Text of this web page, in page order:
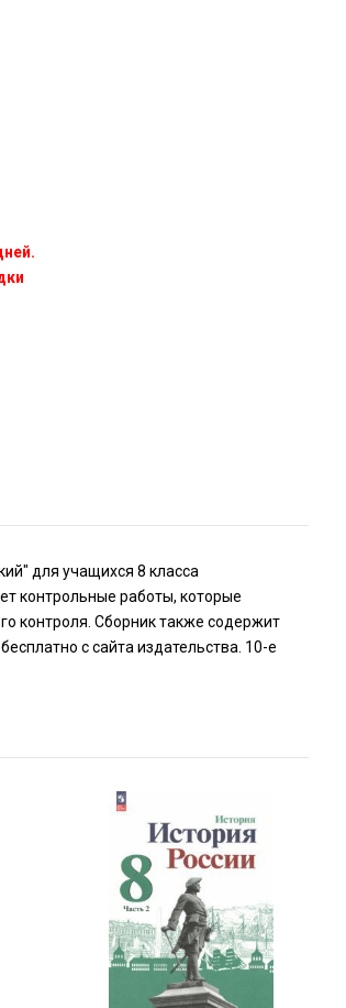
для учащихся 8 класса
контрольные работы, которые
контроля. Сборник также содержит
с сайта издательства. 10-е